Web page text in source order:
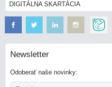
DIGITÁLNA SKARTÁCIA
Newsletter
Odoberať naše novinky: